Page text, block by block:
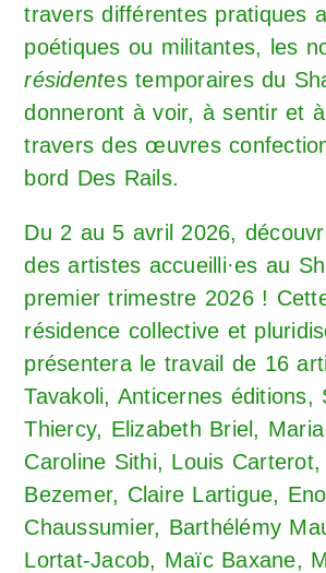
travers différentes pratiques
poétiques ou militantes, les
résidentes temporaires du
donneront à voir, à sentir et
travers des œuvres
bord Des Rails.
Du 2 au 5 avril 2026,
des artistes accueilli·es au
premier trimestre 2026 !
résidence collective et
présentera le travail de 16
Tavakoli, Anticernes éditions,
Thiercy, Elizabeth Briel,
Caroline Sithi, Louis Carterot,
Bezemer, Claire Lartigue,
Chaussumier, Barthélémy
Lortat-Jacob, Maïc Baxane,